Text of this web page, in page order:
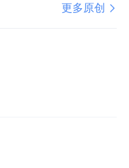
更多原创